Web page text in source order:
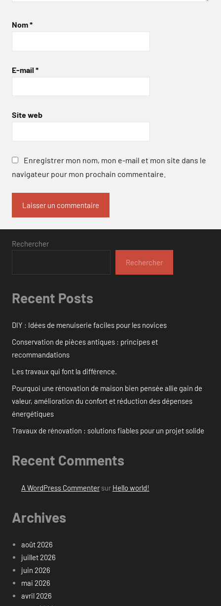
Nom*
E-mail *
Site web
Enregistrer mon nom, mon e-mail et mon site dans le
navigateur pour mon prochain commentaire.
Rechercher
Rechercher
Recent Posts
DIY : Idées de menuiserie faciles pour les novices
Conservation de pièces antiques : principes et
recommandations
Les travaux qui font la différence.
Pourquoi une rénovation de maison bien pensée allie gain de
valeur, amélioration du confort et réduction des dépenses
énergétiques
Travaux de rénovation : solutions fiables pour un projet solide
Recent Comments
A WordPress Commentersur Hello world!
Archives
août 2026
juillet 2026
juin 2026
mai 2026
avril 2026